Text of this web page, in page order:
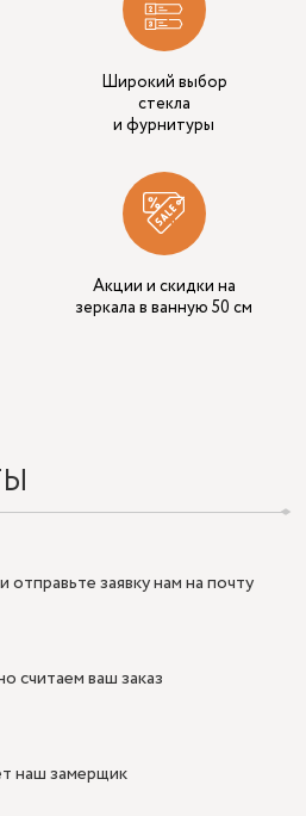
Широкий выбор
стекла
и фурнитуры
Акции и скидки на
зеркала в ванную 50 см
отправьте заявку нам на почту
считаем ваш заказ
наш замерщик